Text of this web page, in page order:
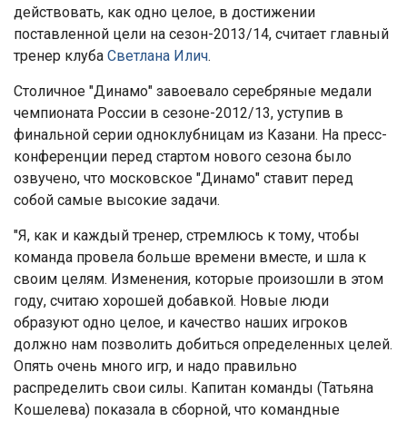
действовать, как одно целое, в достижении
поставленной цели на сезон-2013/14, считает главный
тренер клуба Светлана Илич.
Столичное "Динамо" завоевало серебряные медали
чемпионата России в сезоне-2012/13, уступив в
финальной серии одноклубницам из Казани. На пресс-
конференции перед стартом нового сезона было
озвучено, что московское "Динамо" ставит перед
собой самые высокие задачи.
"Я, как и каждый тренер, стремлюсь к тому, чтобы
команда провела больше времени вместе, и шла к
своим целям. Изменения, которые произошли в этом
году, считаю хорошей добавкой. Новые люди
образуют одно целое, и качество наших игроков
должно нам позволить добиться определенных целей.
Опять очень много игр, и надо правильно
распределить свои силы. Капитан команды (Татьяна
Кошелева) показала в сборной, что командные